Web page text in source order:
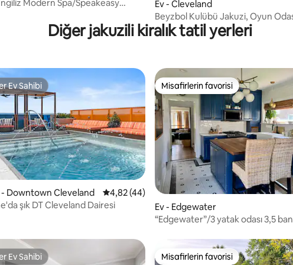
Modern Spa/Speakeasy
Ev - Cleveland
Beyzbol Kulübü Jakuzi, Oyun
Poker, Bahçe
Diğer jakuzili kiralık tatil yerleri
4,79 puan, 28 değerlendirme
Ev Sahibi
Ev Sahibi
- Downtown Cleveland 5 üzerinden ortalama 4,82 puan, 44
4,82 (44)
şık DT Cleveland Dairesi
Misafirlerin favorisi
Misafirlerin favorisi
Ev - Edgewater
“Edgewater”/3 yatak odası 3,5
Ev Sahibi
Ev Sahibi Misafirlerin favorisi
Misafirlerin favorisi